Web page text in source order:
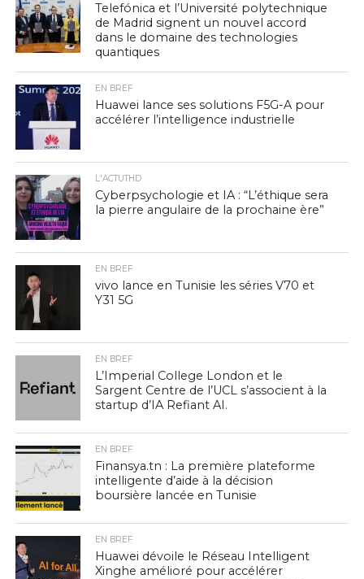
Telefónica et l’Université polytechnique
de Madrid signent un nouvel accord
dans le domaine des technologies
quantiques
EN BREF
Huawei lance ses solutions F5G-A pour
accélérer l’intelligence industrielle
L'ACTUTHD
Cyberpsychologie et IA : “L’éthique sera
la pierre angulaire de la prochaine ère”
EN BREF
vivo lance en Tunisie les séries V70 et
Y31 5G
EN BREF
L’Imperial College London et le
Sargent Centre de l’UCL s’associent à la
startup d’IA Refiant AI.
EN BREF
Finansya.tn : La première plateforme
intelligente d’aide à la décision
boursière lancée en Tunisie
EN BREF
Huawei dévoile le Réseau Intelligent
Xinghe amélioré pour accélérer